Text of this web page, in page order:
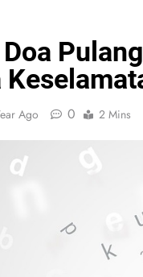
Ago 0 2 Mins